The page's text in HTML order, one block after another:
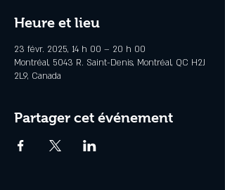
Heure et lieu
23 févr. 2025, 14 h 00 – 20 h 00
Montréal, 5043 R. Saint-Denis, Montréal, QC H2J
2L9, Canada
Partager cet événement